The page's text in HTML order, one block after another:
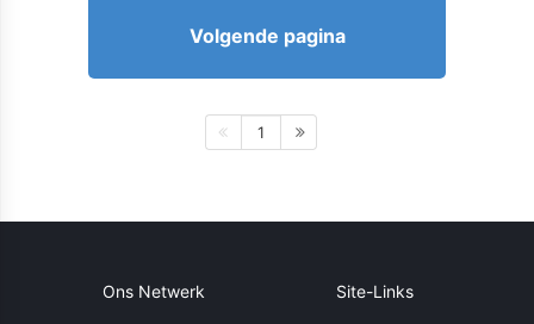
Volgende pagina
1
Ons Netwerk Site-Links